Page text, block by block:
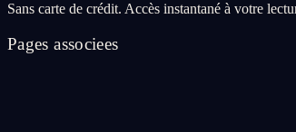
Sans carte de crédit. Accès instantané à votre
Pages associees